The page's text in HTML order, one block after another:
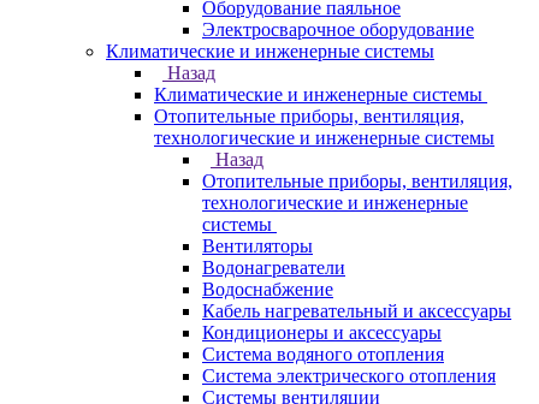
Оборудование паяльное
Электросварочное оборудование
Климатические и инженерные системы
Назад
Климатические и инженерные системы
Отопительные приборы, вентиляция,
технологические и инженерные системы
Назад
Отопительные приборы, вентиляция,
технологические и инженерные
системы
Вентиляторы
Водонагреватели
Водоснабжение
Кабель нагревательный и аксессуары
Кондиционеры и аксессуары
Система водяного отопления
Система электрического отопления
Системы вентиляции